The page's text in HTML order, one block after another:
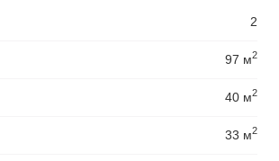
2
97 м2
40 м2
33 м2